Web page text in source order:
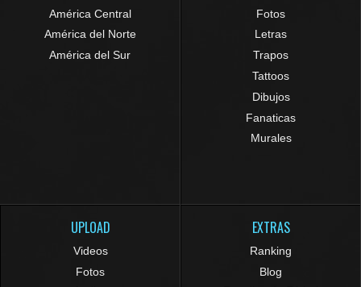
América Central
América del Norte
América del Sur
Fotos
Letras
Trapos
Tattoos
Dibujos
Fanaticas
Murales
UPLOAD
Videos
Fotos
EXTRAS
Ranking
Blog